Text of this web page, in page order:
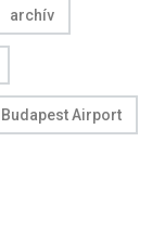
archív
Budapest Airport